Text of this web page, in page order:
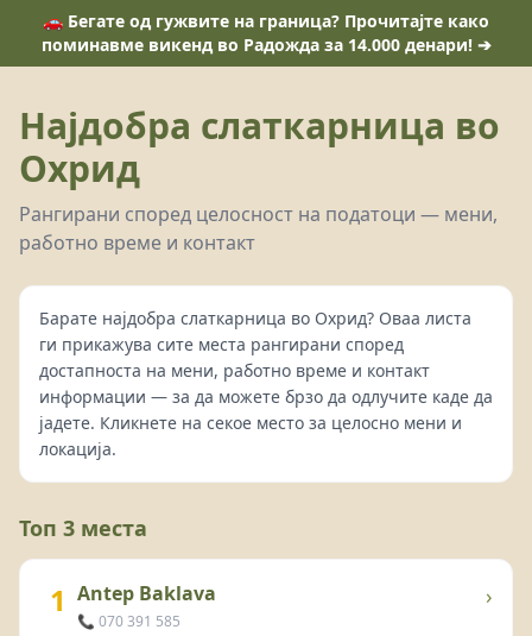
🚗 Бегате од гужвите на граница? Прочитајте како
поминавме викенд во Радожда за 14.000 денари! ➔
Најдобра слаткарница во
Охрид
Рангирани според целосност на податоци — мени,
работно време и контакт
Барате најдобра слаткарница во Охрид? Оваа листа
ги прикажува сите места рангирани според
достапноста на мени, работно време и контакт
информации — за да можете брзо да одлучите каде да
јадете. Кликнете на секое место за целосно мени и
локација.
Топ 3 места
1 Antep Baklava
📞 070 391 585
›